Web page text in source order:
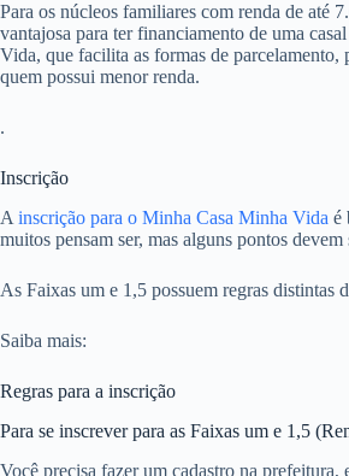
Para os núcleos familiares com renda de até
vantajosa para ter financiamento de uma
Vida, que facilita as formas de parcelamento,
quem possui menor renda.
.
Inscrição
A inscrição para o Minha Casa Minha Vida é
muitos pensam ser, mas alguns pontos
As Faixas um e 1,5 possuem regras distintas
Saiba mais:
Regras para a inscrição
Para se inscrever para as Faixas um e 1,5
Você precisa fazer um cadastro na prefeitura,